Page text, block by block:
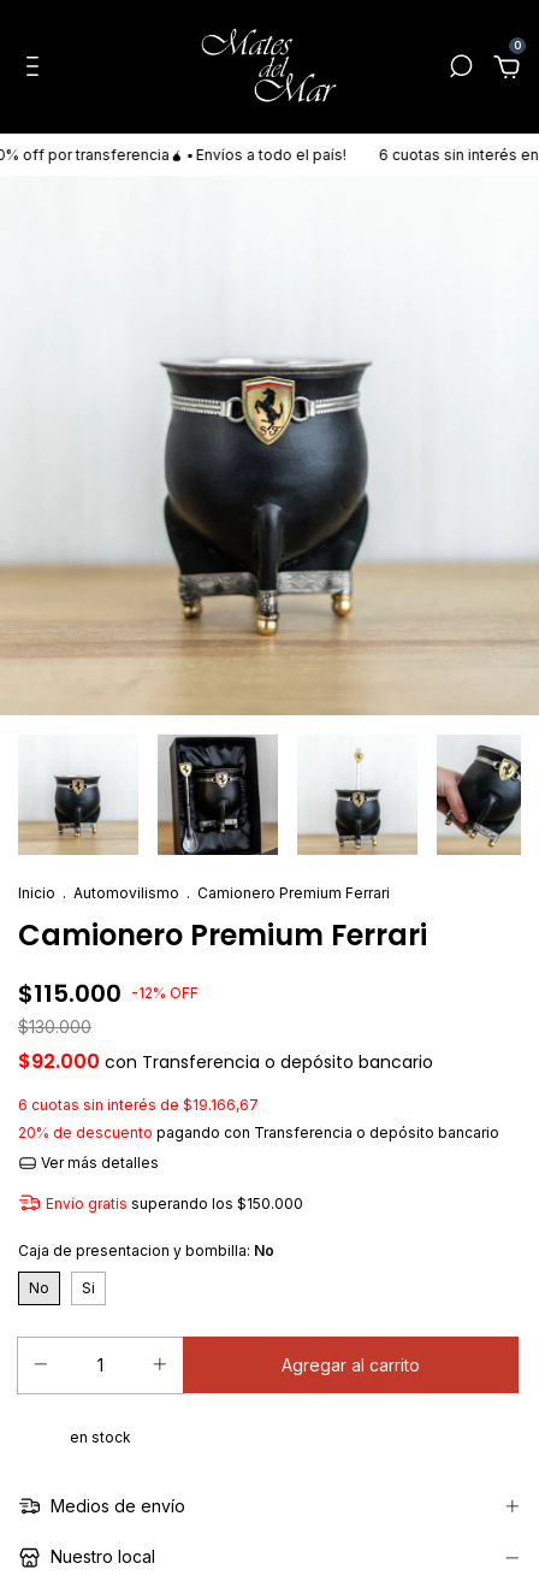
0
por transferencia🧉 ▪ Envíos a todo el país! 6 cuotas sin interés en
Inicio . Automovilismo . Camionero Premium Ferrari
Camionero Premium Ferrari
$115.000 -12% OFF
$130.000
$92.000 con Transferencia o depósito bancario
6 cuotas sin interés de $19.166,67
20% de descuento pagando con Transferencia o depósito bancario
Ver más detalles
Envío gratis superando los $150.000
Caja de presentacion y bombilla: No
No Si
en stock
Medios de envío
Nuestro local